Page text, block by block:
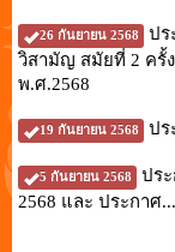
26 กันยายน 2568
ปร
วิสามัญ สมัยที่ 2 ครั้
พ.ศ.2568
19 กันยายน 2568 ปร
5 กันยายน 2568
ปร
2568 และ ประกาศ